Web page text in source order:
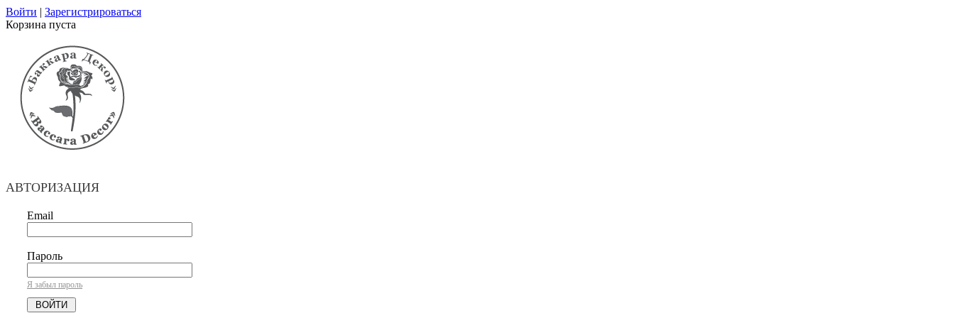
Войти | Зарегистрироваться
Корзина пуста
АВТОРИЗАЦИЯ
Email
Пароль
Я забыл пароль